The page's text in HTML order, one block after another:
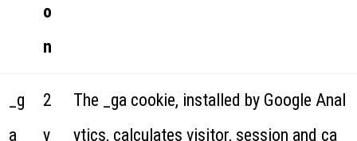
o
n
_g
a
2
y
The _ga cookie, installed by Google Anal
ytics, calculates visitor, session and ca